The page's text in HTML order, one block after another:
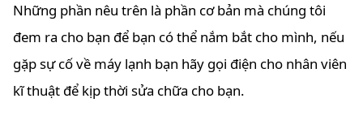
Những phần nêu trên là phần cơ bản mà chúng tôi
đem ra cho bạn để bạn có thể nắm bắt cho mình, nếu
gặp sự cố về máy lạnh bạn hãy gọi điện cho nhân viên
kĩ thuật để kịp thời sửa chữa cho bạn.